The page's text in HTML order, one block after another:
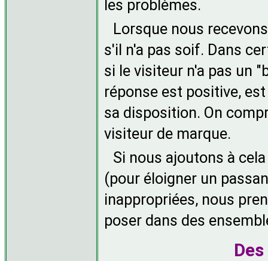
les problèmes.
Lorsque nous
s'il n'a pas soif. Dans
si le visiteur n'a pas un
réponse est positive,
sa disposition. On
visiteur de marque.
Si nous ajoutons à
(pour éloigner un
inappropriées, nous
poser dans des